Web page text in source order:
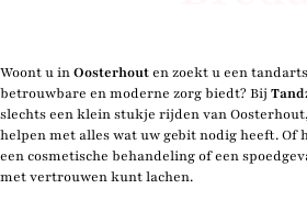
Woont u inOosterhouten zoekt u een
betrouwbare en moderne zorg biedt? Bij
slechts een klein stukje rijden van
helpen met alles wat uw gebit nodig heeft. Of
een cosmetische behandeling of een
met vertrouwen kunt lachen.